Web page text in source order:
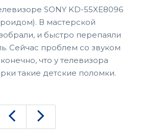
SONY KD-55XE8096
В мастерской
и быстро перепаяли
Сейчас проблем со звуком
что у телевизора
такие детские поломки.